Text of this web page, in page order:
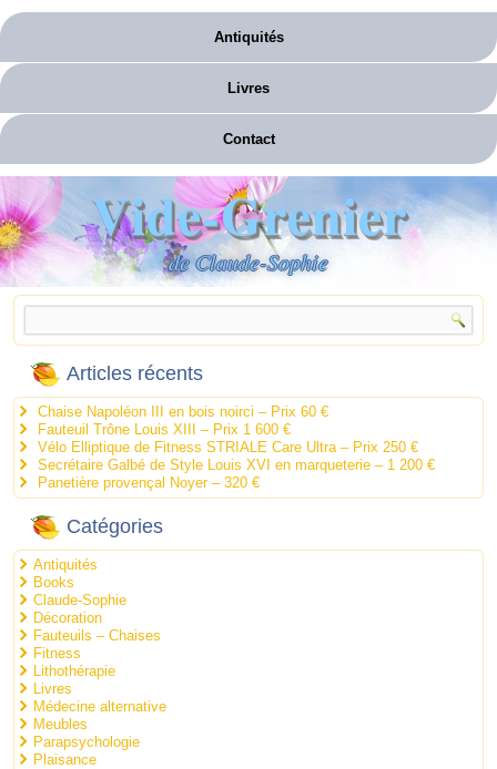
Antiquités
Livres
Contact
Vide-Grenier
de Claude-Sophie
Articles récents
Chaise Napoléon III en bois noirci – Prix 60 €
Fauteuil Trône Louis XIII – Prix 1 600 €
Vélo Elliptique de Fitness STRIALE Care Ultra – Prix 250 €
Secrétaire Galbé de Style Louis XVI en marqueterie – 1 200 €
Panetière provençal Noyer – 320 €
Catégories
Antiquités
Books
Claude-Sophie
Décoration
Fauteuils – Chaises
Fitness
Lithothérapie
Livres
Médecine alternative
Meubles
Parapsychologie
Plaisance